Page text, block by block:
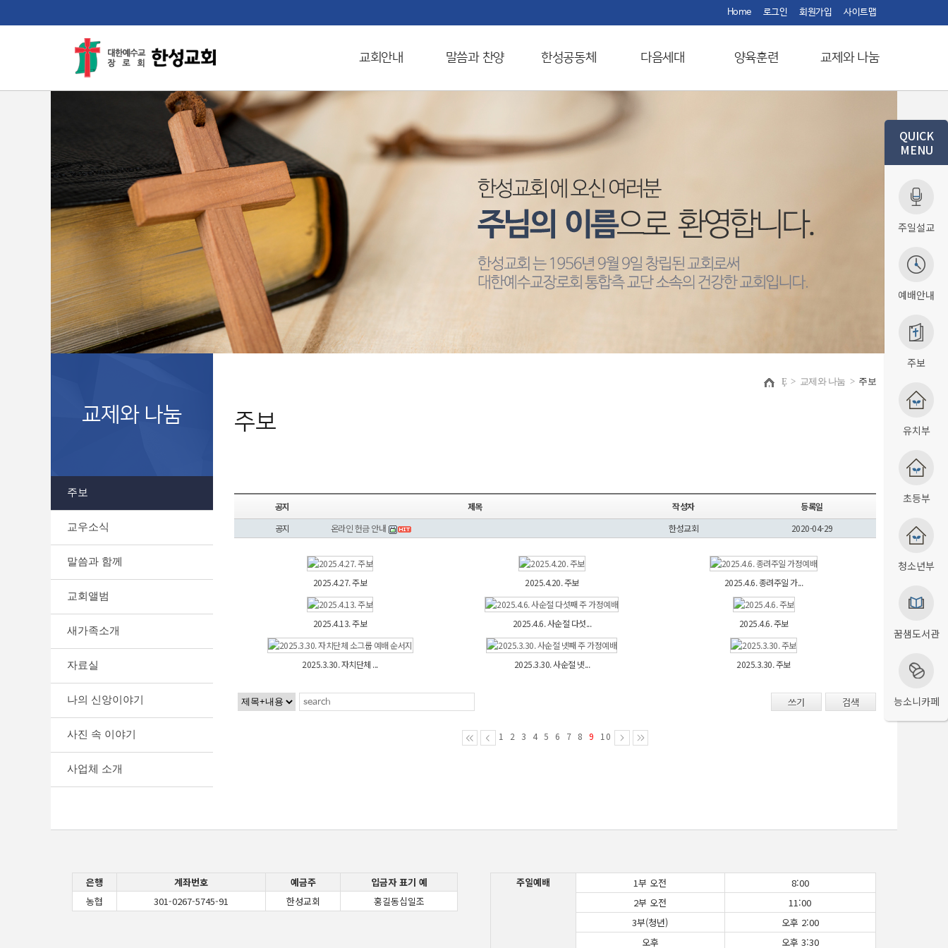
Home 로그인 회원가입 사이트맵
교회안내 말씀과 찬양 한성공동체 다음세대 양육훈련 교제와 나눔
교제와 나눔
주보
교우소식
말씀과 함께
교회앨범
새가족소개
자료실
나의 신앙이야기
사진 속 이야기
사업체 소개
Ȩ > 교제와 나눔 > 주보
주보
공지 제목 작성자
등록일
공지
온라인 헌금 안내 한성교회 2020-04-29
2025.4.27. 주보 2025.4.20. 주보 2025.4.6. 종려주일 가...
2025.4.13. 주보 2025.4.6. 사순절 다섯... 2025.4.6. 주보
2025.3.30. 자치단체 ... 2025.3.30. 사순절 넷... 2025.3.30. 주보
검색
쓰기
1 2 3 4 5 6 7 8 9 10
은행 계좌번호 예금주
입금자 표기 예
농협
301-0267-5745-91 한성교회 홍길동십일조
주일예배 1부 오전
8:00
2부 오전
11:00
3부(청년)
오후 2:00
오후
오후 3:30
QUICK
MENU
주일설교
예배안내
주보
유치부
초등부
청소년부
꿈샘도서관
능소니카페